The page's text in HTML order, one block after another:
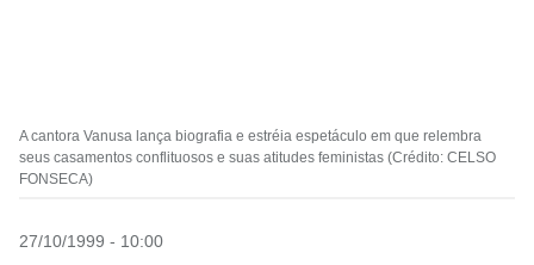
A cantora Vanusa lança biografia e estréia espetáculo em que relembra
seus casamentos conflituosos e suas atitudes feministas (Crédito: CELSO
FONSECA)
27/10/1999 - 10:00